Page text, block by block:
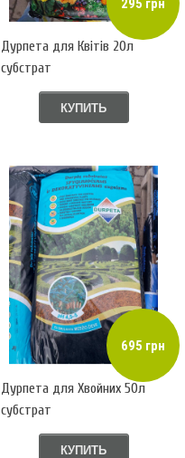
295 грн
Дурпета для Квітів 20л
субстрат
КУПИТЬ
695 грн
Дурпета для Хвойних 50л
субстрат
КУПИТЬ